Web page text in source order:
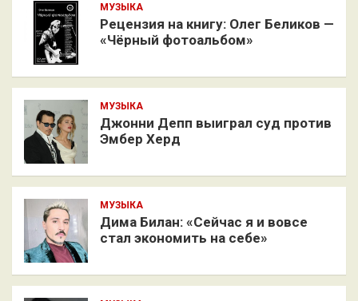
МУЗЫКА
Рецензия на книгу: Олег Беликов —
«Чёрный фотоальбом»
МУЗЫКА
Джонни Депп выиграл суд против
Эмбер Херд
МУЗЫКА
Дима Билан: «Сейчас я и вовсе
стал экономить на себе»